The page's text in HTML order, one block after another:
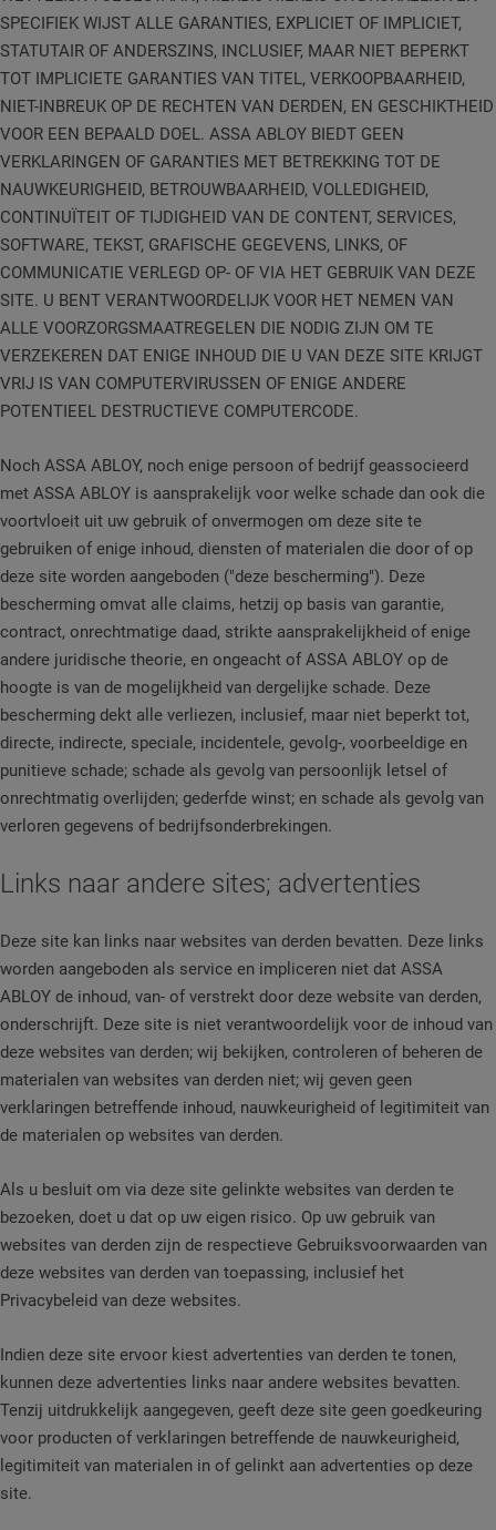
SPECIFIEK WIJST ALLE GARANTIES, EXPLICIET OF IMPLICIET,
STATUTAIR OF ANDERSZINS, INCLUSIEF, MAAR NIET BEPERKT
TOT IMPLICIETE GARANTIES VAN TITEL, VERKOOPBAARHEID,
NIET-INBREUK OP DE RECHTEN VAN DERDEN, EN GESCHIKTHEID
VOOR EEN BEPAALD DOEL. ASSA ABLOY BIEDT GEEN
VERKLARINGEN OF GARANTIES MET BETREKKING TOT DE
NAUWKEURIGHEID, BETROUWBAARHEID, VOLLEDIGHEID,
CONTINUÏTEIT OF TIJDIGHEID VAN DE CONTENT, SERVICES,
SOFTWARE, TEKST, GRAFISCHE GEGEVENS, LINKS, OF
COMMUNICATIE VERLEGD OP- OF VIA HET GEBRUIK VAN DEZE
SITE. U BENT VERANTWOORDELIJK VOOR HET NEMEN VAN
ALLE VOORZORGSMAATREGELEN DIE NODIG ZIJN OM TE
VERZEKEREN DAT ENIGE INHOUD DIE U VAN DEZE SITE KRIJGT
VRIJ IS VAN COMPUTERVIRUSSEN OF ENIGE ANDERE
POTENTIEEL DESTRUCTIEVE COMPUTERCODE.
Noch ASSA ABLOY, noch enige persoon of bedrijf geassocieerd
met ASSA ABLOY is aansprakelijk voor welke schade dan ook die
voortvloeit uit uw gebruik of onvermogen om deze site te
gebruiken of enige inhoud, diensten of materialen die door of op
deze site worden aangeboden ("deze bescherming"). Deze
bescherming omvat alle claims, hetzij op basis van garantie,
contract, onrechtmatige daad, strikte aansprakelijkheid of enige
andere juridische theorie, en ongeacht of ASSA ABLOY op de
hoogte is van de mogelijkheid van dergelijke schade. Deze
bescherming dekt alle verliezen, inclusief, maar niet beperkt tot,
directe, indirecte, speciale, incidentele, gevolg-, voorbeeldige en
punitieve schade; schade als gevolg van persoonlijk letsel of
onrechtmatig overlijden; gederfde winst; en schade als gevolg van
verloren gegevens of bedrijfsonderbrekingen.
Links naar andere sites; advertenties
Deze site kan links naar websites van derden bevatten. Deze links
worden aangeboden als service en impliceren niet dat ASSA
ABLOY de inhoud, van- of verstrekt door deze website van derden,
onderschrijft. Deze site is niet verantwoordelijk voor de inhoud van
deze websites van derden; wij bekijken, controleren of beheren de
materialen van websites van derden niet; wij geven geen
verklaringen betreffende inhoud, nauwkeurigheid of legitimiteit van
de materialen op websites van derden.
Als u besluit om via deze site gelinkte websites van derden te
bezoeken, doet u dat op uw eigen risico. Op uw gebruik van
websites van derden zijn de respectieve Gebruiksvoorwaarden van
deze websites van derden van toepassing, inclusief het
Privacybeleid van deze websites.
Indien deze site ervoor kiest advertenties van derden te tonen,
kunnen deze advertenties links naar andere websites bevatten.
Tenzij uitdrukkelijk aangegeven, geeft deze site geen goedkeuring
voor producten of verklaringen betreffende de nauwkeurigheid,
legitimiteit van materialen in of gelinkt aan advertenties op deze
site.